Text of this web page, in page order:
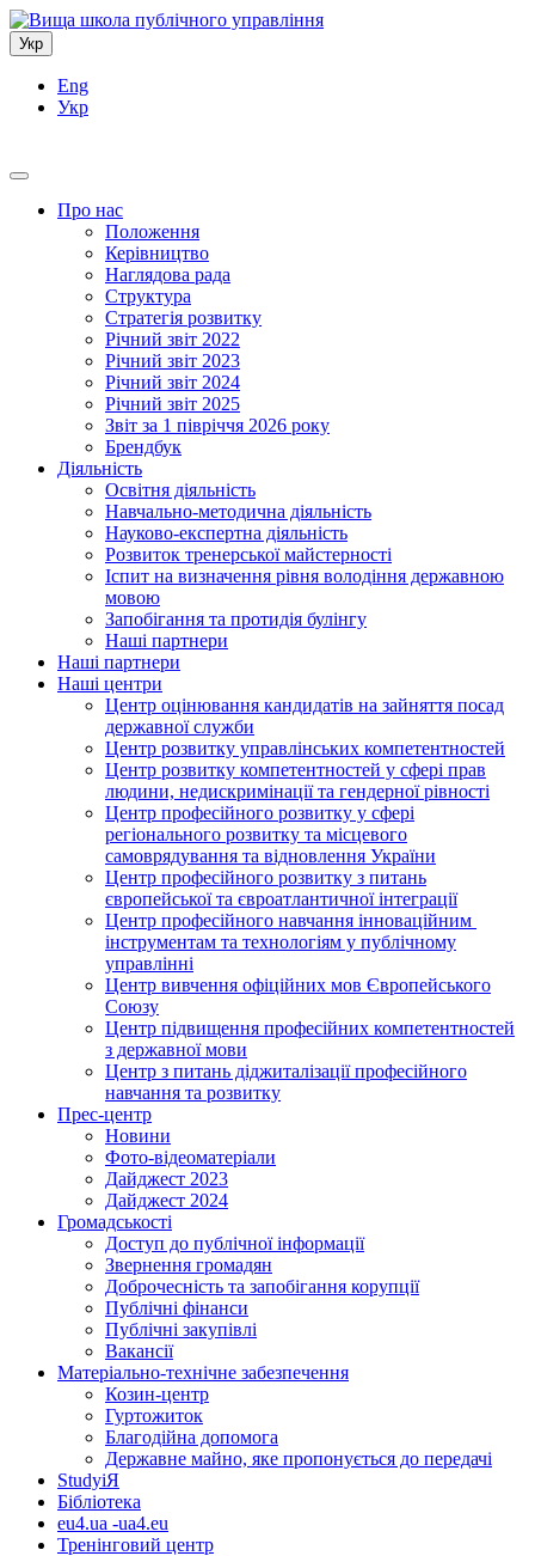
Укр
Eng
Укр
Про нас
Положення
Керівництво
Наглядова рада
Структура
Стратегія розвитку
Річний звіт 2022
Річний звіт 2023
Річний звіт 2024
Річний звіт 2025
Звіт за 1 півріччя 2026 року
Брендбук
Діяльність
Освітня діяльність
Навчально-методична діяльність
Науково-експертна діяльність
Розвиток тренерської майстерності
Іспит на визначення рівня володіння державною
мовою
Запобігання та протидія булінгу
Наші партнери
Наші партнери
Наші центри
Центр оцінювання кандидатів на зайняття посад
державної служби
Центр розвитку управлінських компетентностей
Центр розвитку компетентностей у сфері прав
людини, недискримінації та гендерної рівності
Центр професійного розвитку у сфері
регіонального розвитку та місцевого
самоврядування та відновлення України
Центр професійного розвитку з питань
європейської та євроатлантичної інтеграції
Центр професійного навчання інноваційним
інструментам та технологіям у публічному
управлінні
Центр вивчення офіційних мов Європейського
Союзу
Центр підвищення професійних компетентностей
з державної мови
Центр з питань діджиталізації професійного
навчання та розвитку
Прес-центр
Новини
Фото-відеоматеріали
Дайджест 2023
Дайджест 2024
Громадськості
Доступ до публічної інформації
Звернення громадян
Доброчесність та запобігання корупції
Публічні фінанси
Публічні закупівлі
Вакансії
Матеріально-технічне забезпечення
Козин-центр
Гуртожиток
Благодійна допомога
Державне майно, яке пропонується до передачі
StudyіЯ
Бібліотека
eu4.ua -ua4.eu
Тренінговий центр